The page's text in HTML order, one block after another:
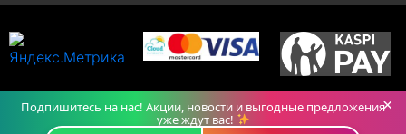
Подпишитесь на нас! Акции, новости и выгодные предложения
уже ждут вас!
×